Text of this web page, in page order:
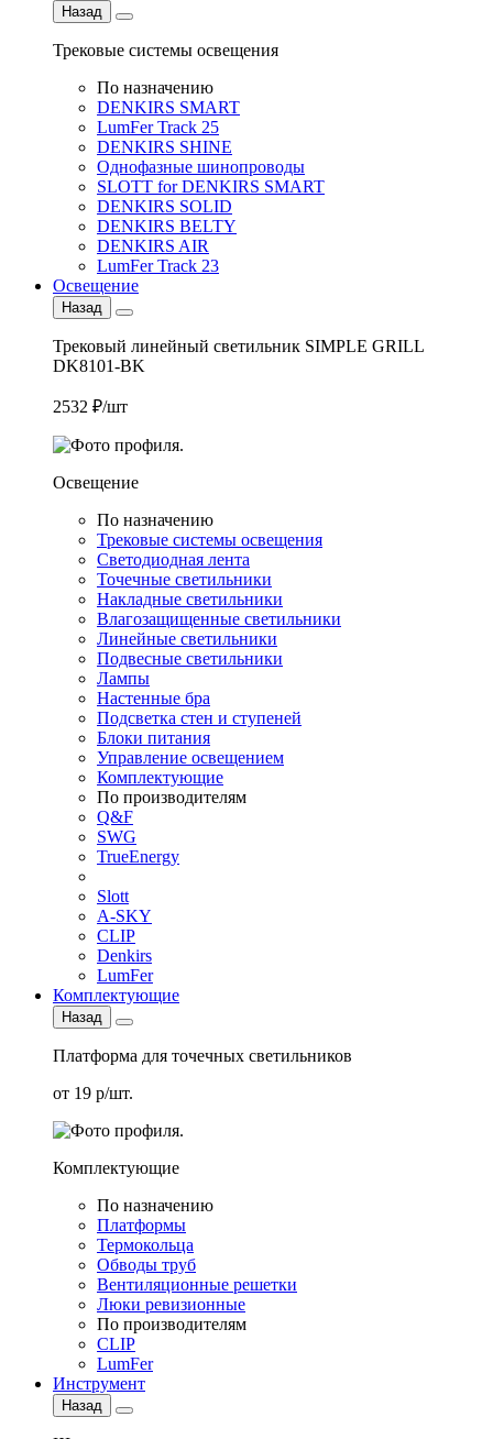
Назад
Трековые системы освещения
По назначению
DENKIRS SMART
LumFer Track 25
DENKIRS SHINE
Однофазные шинопроводы
SLOTT for DENKIRS SMART
DENKIRS SOLID
DENKIRS BELTY
DENKIRS AIR
LumFer Track 23
Освещение
Назад
Трековый линейный светильник SIMPLE GRILL
DK8101-BK
2532 ₽/шт
Освещение
По назначению
Трековые системы освещения
Светодиодная лента
Точечные светильники
Накладные светильники
Влагозащищенные светильники
Линейные светильники
Подвесные светильники
Лампы
Настенные бра
Подсветка стен и ступеней
Блоки питания
Управление освещением
Комплектующие
По производителям
Q&F
SWG
TrueEnergy
Slott
A-SKY
CLIP
Denkirs
LumFer
Комплектующие
Назад
Платформа для точечных светильников
от 19 р/шт.
Комплектующие
По назначению
Платформы
Термокольца
Обводы труб
Вентиляционные решетки
Люки ревизионные
По производителям
CLIP
LumFer
Инструмент
Назад